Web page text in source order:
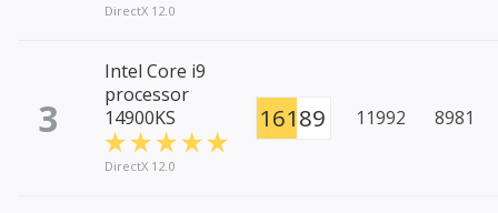
DirectX 12.0
3
Intel Core i9
processor
14900KS
DirectX 12.0
16189 11992 8981